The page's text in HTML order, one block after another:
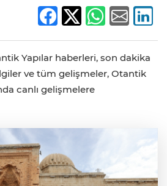
Yapılar haberleri, son dakika
ve tüm gelişmeler, Otantik
canlı gelişmelere